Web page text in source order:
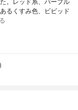
。レッド系、パープル
るくすみ色、ビビッド